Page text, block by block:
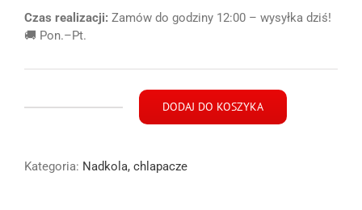
Czas realizacji: Zamów do godziny 12:00 – wysyłka dziś!
🚚 Pon.–Pt.
V
DODAJ DO KOSZYKA
Kategoria: Nadkola, chlapacze